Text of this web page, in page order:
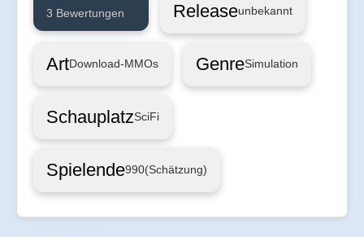
3 Bewertungen Releaseunbekannt
ArtDownload-MMOs GenreSimulation
SchauplatzSciFi
Spielende990(Schätzung)